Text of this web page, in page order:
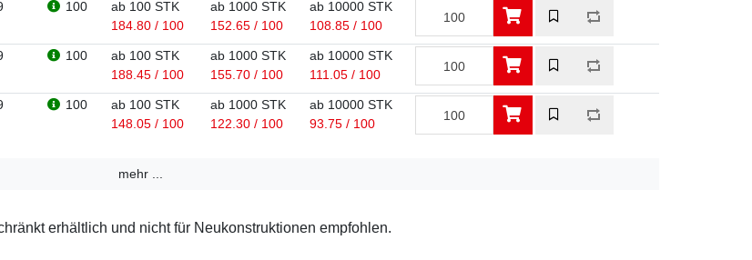
100
ab 100 STK
184.80 / 100
ab 1000 STK
152.65 / 100
ab 10000 STK
108.85 / 100
100
ab 100 STK
188.45 / 100
ab 1000 STK
155.70 / 100
ab 10000 STK
111.05 / 100
100
ab 100 STK
148.05 / 100
ab 1000 STK
122.30 / 100
ab 10000 STK
93.75 / 100
mehr ...
erhältlich und nicht für Neukonstruktionen empfohlen.